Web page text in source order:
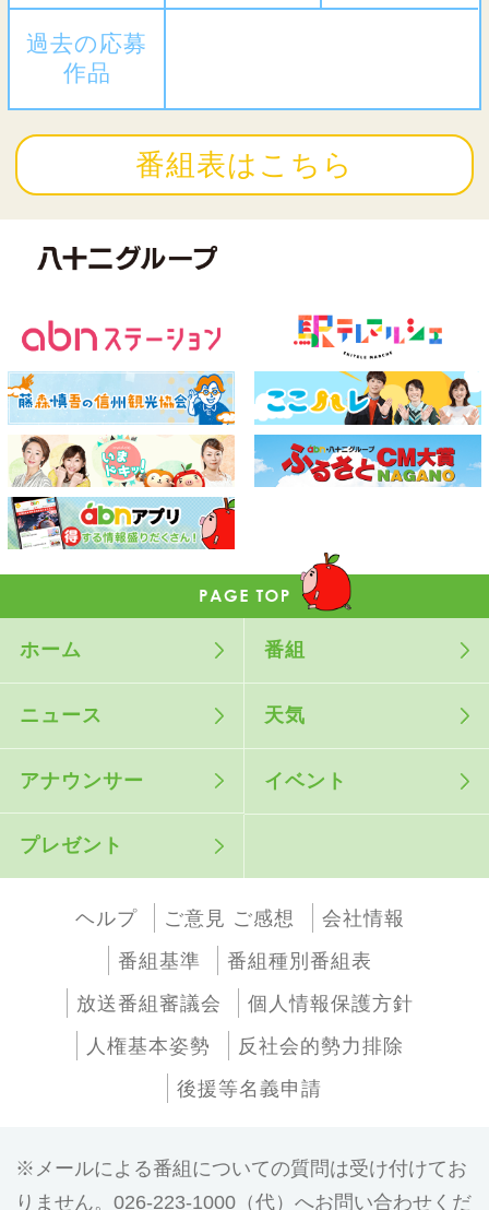
過去の応募
作品
番組表はこちら
ホーム 番組
ニュース 天気
アナウンサー イベント
プレゼント
ヘルプ ご意見 ご感想
会社情報
番組基準
番組種別番組表
放送番組審議会
個人情報保護方針
人権基本姿勢
反社会的勢力排除
後援等名義申請
メールによる番組についての質問は受け付けてお
りません。026-223-1000（代）へお問い合わせくだ